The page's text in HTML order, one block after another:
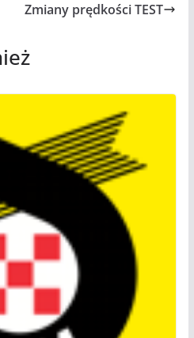
Zmiany prędkości TEST